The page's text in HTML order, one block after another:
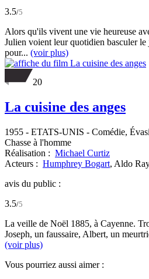
3.5/5
Alors qu'ils vivent une vie heureuse
Julien voient leur quotidien basculer le
pour... (voir plus)
20
La cuisine des anges
1955 - ETATS-UNIS - Comédie,
Chasse à l'homme
Réalisation : Michael Curtiz
Acteurs : Humphrey Bogart, Aldo
avis du public :
3.5/5
La veille de Noël 1885, à Cayenne.
Joseph, un faussaire, Albert, un
(voir plus)
Vous pourriez aussi aimer :